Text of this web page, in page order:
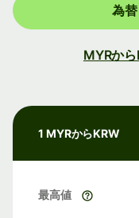
為
MYRか
1 MYRからKRW
最高値